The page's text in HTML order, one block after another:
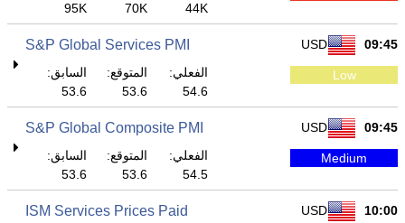
44K
70K
95K
09:45
USD
S&P Global Services PMI
Low
الفعلي:
54.6
المتوقع:
53.6
السابق:
53.6
09:45
USD
S&P Global Composite PMI
Medium
الفعلي:
54.5
المتوقع:
53.6
السابق:
53.6
10:00
USD
ISM Services Prices Paid